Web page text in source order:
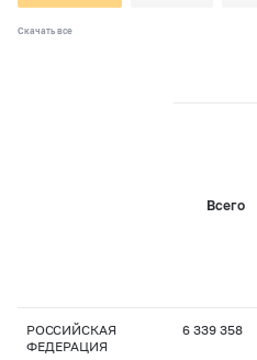
Скачать все
Всего
РОССИЙСКАЯ
ФЕДЕРАЦИЯ
6 339 358